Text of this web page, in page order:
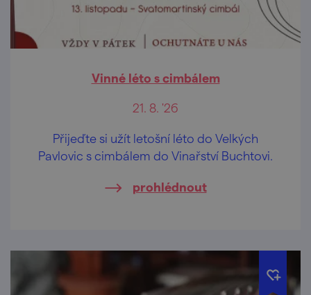
Vinné léto s cimbálem
21. 8. '26
Přijeďte si užít letošní léto do Velkých
Pavlovic s cimbálem do Vinařství Buchtovi.
prohlédnout